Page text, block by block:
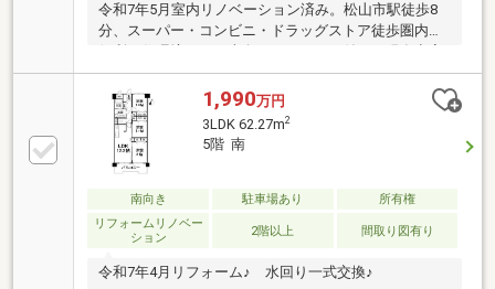
令和7年5月室内リノベーション済み。松山市駅徒歩8
分、スーパー・コンビニ・ドラッグストア徒歩圏内の
のため、ご都合に合わせてご見学いただけます。住宅
ローンのご相談も承ります。
1,990万円
3LDK 62.27m2
5階 南
南向き 駐車場あり
所有権
リフォームリノベー
ション
2階以上 間取り図有り
令和7年4月リフォーム♪ 水回り一式交換♪